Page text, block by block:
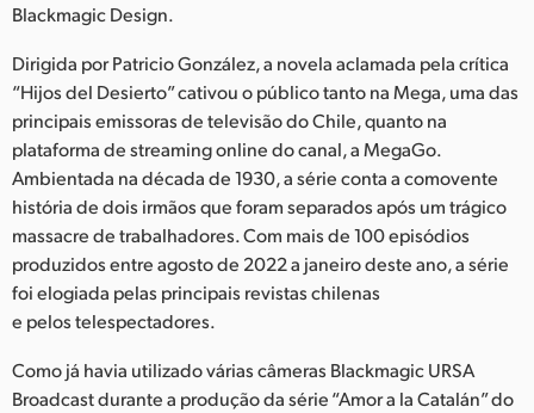
Mexico
Malaysia
Netherlands
New Zealand
Norway
Portugal
Singapore
Blackmagic Design.
Dirigida por Patricio González, a novela aclamada pela crítica
“Hijos del Desierto” cativou o público tanto na Mega, uma das
principais emissoras de televisão do Chile, quanto na
plataforma de streaming online do canal, a MegaGo.
Ambientada na década de 1930, a série conta a comovente
história de dois irmãos que foram separados após um trágico
massacre de trabalhadores. Com mais de 100 episódios
produzidos entre agosto de 2022 a janeiro deste ano, a série
foi elogiada pelas principais revistas chilenas
e pelos telespectadores.
Como já havia utilizado várias câmeras Blackmagic URSA
Broadcast durante a produção da série “Amor a la Catalán” do